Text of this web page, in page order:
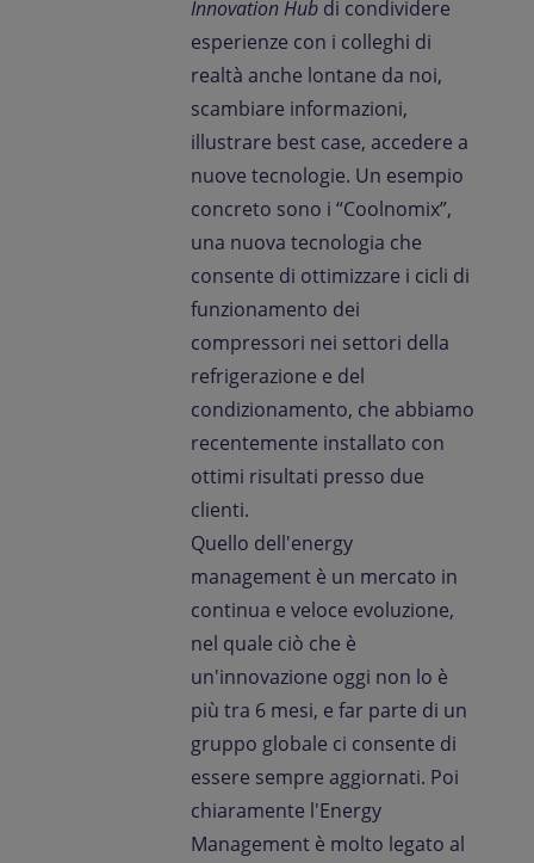
Innovation Hub di condividere
esperienze con i colleghi di
realtà anche lontane da noi,
scambiare informazioni,
illustrare best case, accedere a
nuove tecnologie. Un esempio
concreto sono i “Coolnomix”,
una nuova tecnologia che
consente di ottimizzare i cicli di
funzionamento dei
compressori nei settori della
refrigerazione e del
condizionamento, che abbiamo
recentemente installato con
ottimi risultati presso due
clienti.
Quello dell'energy
management è un mercato in
continua e veloce evoluzione,
nel quale ciò che è
un'innovazione oggi non lo è
più tra 6 mesi, e far parte di un
gruppo globale ci consente di
essere sempre aggiornati. Poi
chiaramente l'Energy
Management è molto legato al